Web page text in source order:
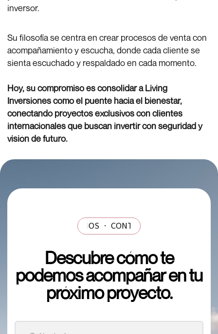
inversor.
Su filosofía se centra en crear procesos de venta con
acompañamiento y escucha, donde cada cliente se
sienta escuchado y respaldado en cada momento.
Hoy, su compromiso es consolidar a Living
Inversiones como el puente hacia el bienestar,
conectando proyectos exclusivos con clientes
internacionales que buscan invertir con seguridad y
visión de futuro.
CONTÁCTANOS CONTÁCTANOS
Descubre cómo te
podemos acompañar en tu
próximo proyecto.